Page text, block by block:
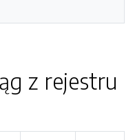
z rejestru